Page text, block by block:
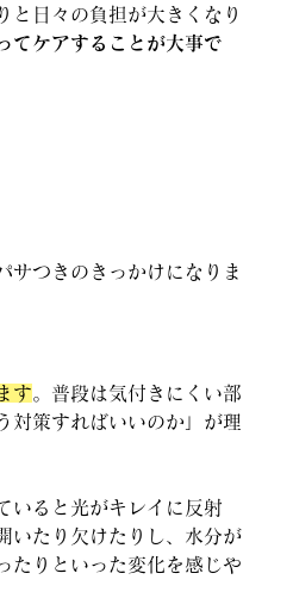
と日々の負担が大きくなり
てケアすることが大事で
サつきのきっかけになりま
す。普段は気付きにくい部
対策すればいいのか」が理
いると光がキレイに反射
いたり欠けたりし、水分が
たりといった変化を感じや